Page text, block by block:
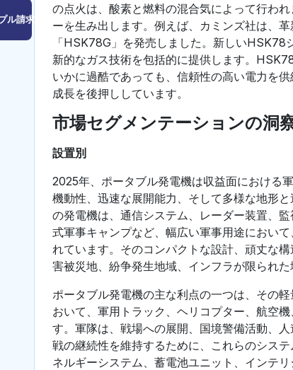
ル請求はこちら
の点火は、酸素と燃料の混合気によって行わ
ーを生み出します。例えば、カミンズ社は、
「HSK78G」を発売しました。新しい
新的なガス技術を包括的に提供します。
いかに過酷であっても、信頼性の高い電力を
成長を後押ししています。
市場セグメンテーションの洞
設置別
2025年、ポータブル発電機は収益面における
機動性、迅速な展開能力、そして多様な地形
の発電機は、通信システム、レーダー装置、
式軍事キャンプなど、幅広い軍事用途におい
れています。そのコンパクトな設計、頑丈な
害被災地、紛争発生地域、インフラが限られ
ポータブル発電機の主な利点の一つは、その
おいて、軍用トラック、ヘリコプター、航空
す。軍隊は、戦場への展開、国境警備活動、
戦の継続性を維持するために、これらのシス
ネルギーシステム、蓄電池ユニット、インテ